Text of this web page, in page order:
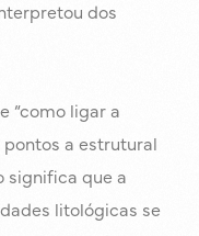
dos
“como ligar a
pontos a estrutural
significa que a
litológicas se